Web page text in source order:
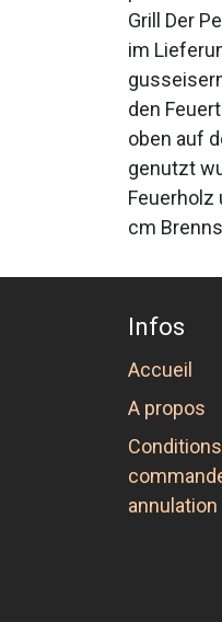
Grill Der
im
den
oben auf
genutzt
Feuerholz
cm
Infos
Accueil
A propos
annulation